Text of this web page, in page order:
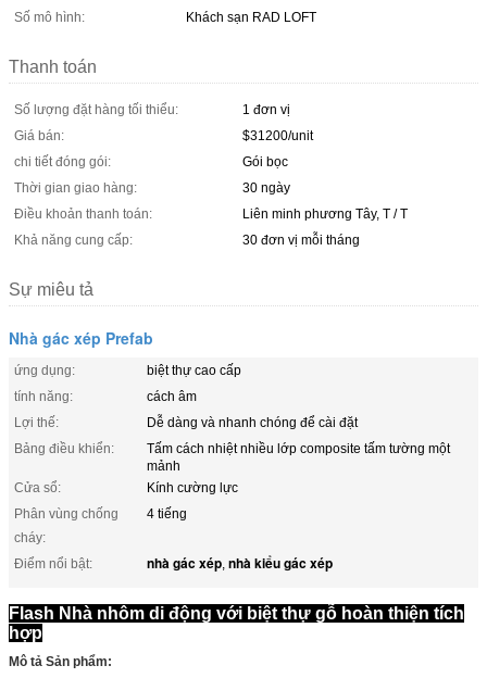
Số mô hình:
Khách sạn RAD LOFT
Thanh toán
Số lượng đặt hàng tối thiểu:
1 đơn vị
Giá bán:
$31200/unit
chi tiết đóng gói:
Gói bọc
Thời gian giao hàng:
30 ngày
Điều khoản thanh toán:
Liên minh phương Tây, T / T
Khả năng cung cấp:
30 đơn vị mỗi tháng
Sự miêu tả
Nhà gác xép Prefab
ứng dụng:
biệt thự cao cấp
tính năng:
cách âm
Lợi thế:
Dễ dàng và nhanh chóng để cài đặt
Bảng điều khiển:
Tấm cách nhiệt nhiều lớp composite tấm tường một
mảnh
Cửa sổ:
Kính cường lực
Phân vùng chống
cháy:
4 tiếng
Điểm nổi bật: nhà gác xép, nhà kiểu gác xép
Flash Nhà nhôm di động với biệt thự gỗ hoàn thiện tích
hợp
Mô tả Sản phẩm: